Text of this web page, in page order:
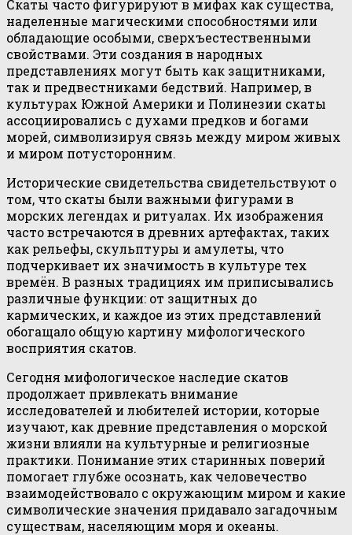
Скаты часто фигурируют в мифах как существа,
наделенные магическими способностями или
обладающие особыми, сверхъестественными
свойствами. Эти создания в народных
представлениях могут быть как защитниками,
так и предвестниками бедствий. Например, в
культурах Южной Америки и Полинезии скаты
ассоциировались с духами предков и богами
морей, символизируя связь между миром живых
и миром потусторонним.
Исторические свидетельства свидетельствуют о
том, что скаты были важными фигурами в
морских легендах и ритуалах. Их изображения
часто встречаются в древних артефактах, таких
как рельефы, скульптуры и амулеты, что
подчеркивает их значимость в культуре тех
времён. В разных традициях им приписывались
различные функции: от защитных до
кармических, и каждое из этих представлений
обогащало общую картину мифологического
восприятия скатов.
Сегодня мифологическое наследие скатов
продолжает привлекать внимание
исследователей и любителей истории, которые
изучают, как древние представления о морской
жизни влияли на культурные и религиозные
практики. Понимание этих старинных поверий
помогает глубже осознать, как человечество
взаимодействовало с окружающим миром и какие
символические значения придавало загадочным
существам, населяющим моря и океаны.